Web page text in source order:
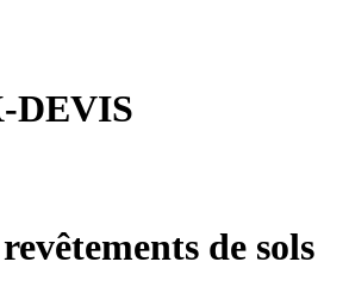
DEVIS
de sols